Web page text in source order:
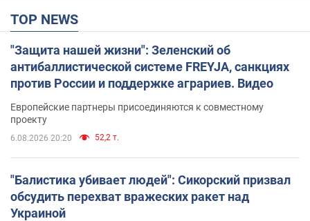
TOP NEWS
"Защита нашей жизни": Зеленский об
антибаллистической системе FREYJA, санкциях
против России и поддержке аграриев. Видео
Европейские партнеры присоединяются к совместному
проекту
6.08.2026 20:20 52,2 т.
"Балистика убивает людей": Сикорский призвал
обсудить перехват вражеских ракет над
Украиной